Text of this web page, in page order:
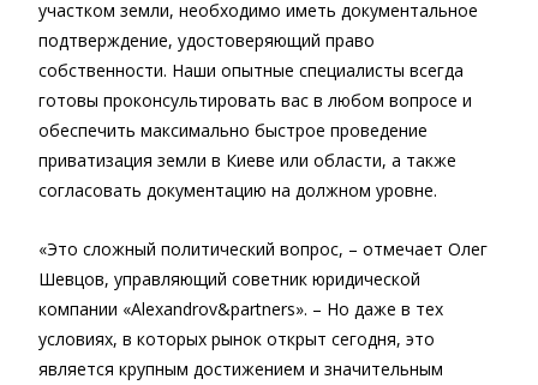
участком земли, необходимо иметь документальное
подтверждение, удостоверяющий право
собственности. Наши опытные специалисты всегда
готовы проконсультировать вас в любом вопросе и
обеспечить максимально быстрое проведение
приватизация земли в Киеве или области, а также
согласовать документацию на должном уровне.
«Это сложный политический вопрос, – отмечает Олег
Шевцов, управляющий советник юридической
компании «Alexandrov&partners». – Но даже в тех
условиях, в которых рынок открыт сегодня, это
является крупным достижением и значительным